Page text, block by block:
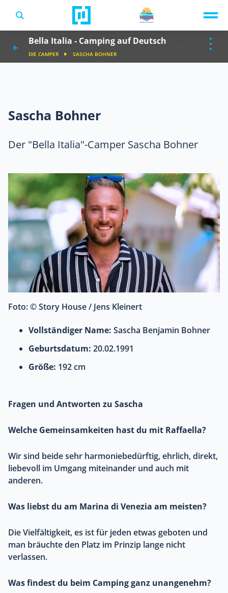
Bella Italia - Camping auf Deutsch
DIE CAMPER SASCHA BOHNER
Sascha Bohner
Der "Bella Italia"-Camper Sascha Bohner
Foto: © Story House / Jens Kleinert
Vollständiger Name: Sascha Benjamin Bohner
Geburtsdatum: 20.02.1991
Größe: 192 cm
Fragen und Antworten zu Sascha
Welche Gemeinsamkeiten hast du mit Raffaella?
Wir sind beide sehr harmoniebedürftig, ehrlich, direkt,
liebevoll im Umgang miteinander und auch mit
anderen.
Was liebst du am Marina di Venezia am meisten?
Die Vielfältigkeit, es ist für jeden etwas geboten und
man bräuchte den Platz im Prinzip lange nicht
verlassen.
Was findest du beim Camping ganz unangenehm?